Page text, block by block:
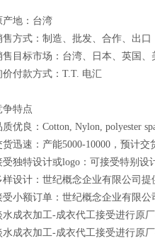
产地：台湾
售方式：制造、批发、合作、出口
售目标市场：台湾、日本、英国
价付款方式：T.T. 电汇
争特点
质优良：Cotton, Nylon, polyester
货迅速：产能5000-10000，预计交
受独特设计或logo：可接受特别设
样设计：世纪概念企业有限公司
受小额订单：世纪概念企业有限
水成衣加工-成衣代工接受进行原
水成衣加工-成衣代工接受进行原